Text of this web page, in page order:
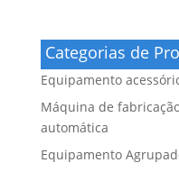
Categorias de
Equipamento
Máquina de
automática
Equipamento